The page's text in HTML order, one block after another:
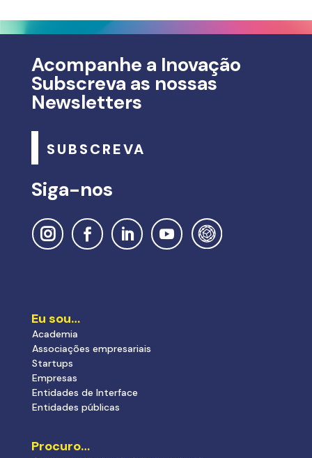
Acompanhe a Inovação
Subscreva as nossas
Newsletters
SUBSCREVA
Siga-nos
Eu sou…
Academia
Associações empresariais
Startups
Empresas
Entidades de Interface
Entidades públicas
Procuro…